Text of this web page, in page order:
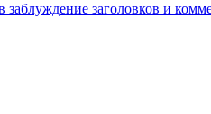
заголовков и